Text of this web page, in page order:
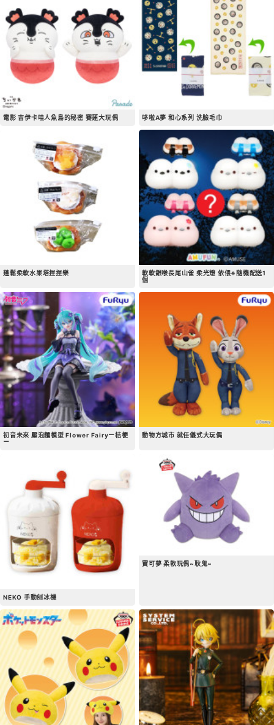
電影 吉伊卡哇人魚島的秘密 賽蓮大玩偶 哆啦A夢 和心系列 洗臉毛巾
蓬鬆柔軟水果塔捏捏樂
軟軟銀喉長尾山雀 柔光燈 依偎※隨機配送1
個
初音未來 壓泡麵模型 Flower Fairyー桔梗
ー
動物方城市 就任儀式大玩偶
NEKO 手動刨冰機
寶可夢 柔軟玩偶~耿鬼~